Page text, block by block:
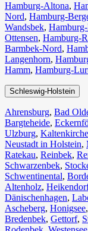
Hamburg-Altona,
Nord, Hamburg-
Wandsbek,
Ottensen, Hamburg-
Barmbek-Nord,
Langenhorn,
Hamm, Hamburg-
Schleswig-Holstein
Ahrensburg, Bad
Bargteheide,
Ulzburg,
Neustadt in Holstein,
Ratekau, Reinbek,
Schwarzenbek,
Schwentinental,
Altenholz,
Dänischenhagen,
Ascheberg, Honigsee,
Bredenbek, Gettorf,